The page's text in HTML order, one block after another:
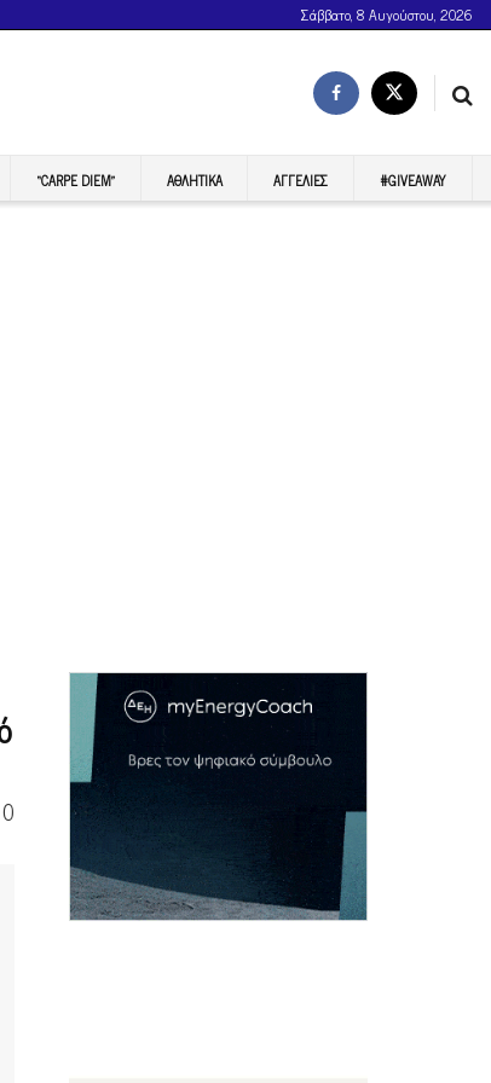
Σάββατο, 8 Αυγούστου, 2026
“CARPE DIEM” ΑΘΛΗΤΙΚΆ ΑΓΓΕΛΊΕΣ #GIVEAWAY
0